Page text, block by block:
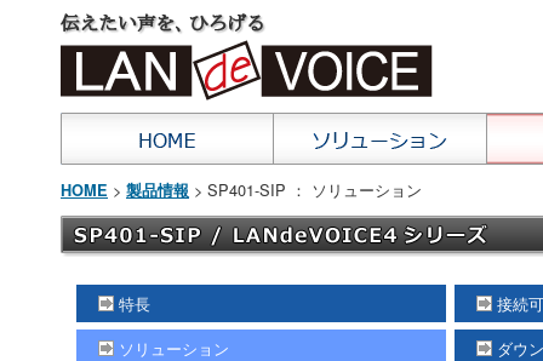
HOME > 製品情報 > SP401-SIP ： ソリューション
特長
接続
ソリューション
ダウ